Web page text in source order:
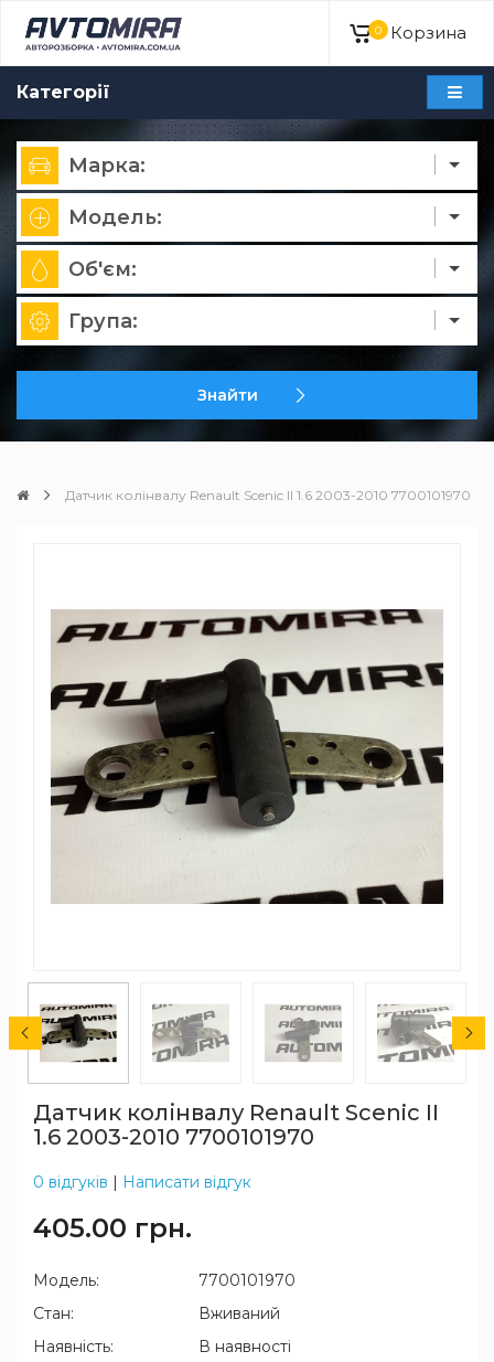
0 Корзина
Категорії
Марка:
Модель:
Об'єм:
Група:
Знайти
Датчик колінвалу Renault Scenic II 1.6 2003-2010 7700101970
Датчик колінвалу Renault Scenic II
1.6 2003-2010 7700101970
0 відгуків | Написати відгук
405.00 грн.
Модель:
7700101970
Стан:
Вживаний
Наявність:
В наявності